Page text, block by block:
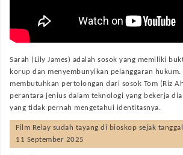
Sarah (Lily James) adalah sosok yang memiliki
korup dan menyembunyikan pelanggaran
membutuhkan pertolongan dari sosok Tom (Riz
perantara jenius dalam teknologi yang bekerja
yang tidak pernah mengetahui identitasnya.
Film Relay sudah tayang di bioskop sejak
11 September 2025